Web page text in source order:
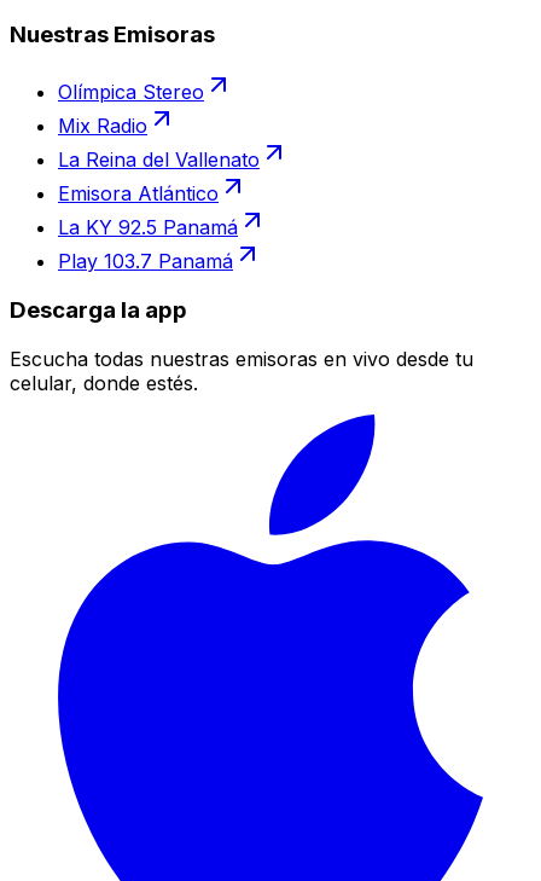
Nuestras Emisoras
Olímpica Stereo
Mix Radio
La Reina del Vallenato
Emisora Atlántico
La KY 92.5 Panamá
Play 103.7 Panamá
Descarga la app
Escucha todas nuestras emisoras en vivo desde tu
celular, donde estés.